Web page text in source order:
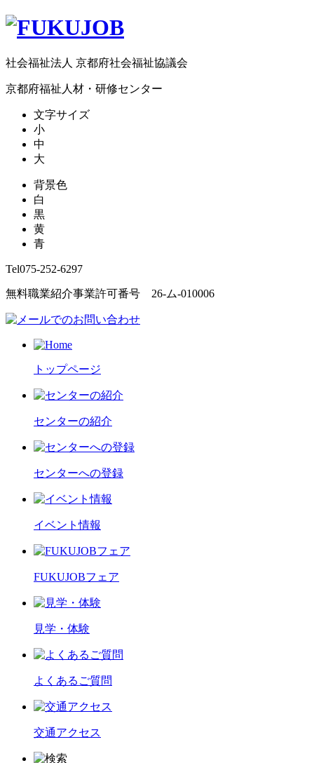
社会福祉法人 京都府社会福祉協議会
京都府福祉人材・研修センター
文字サイズ
小
中
大
背景色
白
黒
黄
青
Tel075-252-6297
無料職業紹介事業許可番号 26-ム-010006
トップページ
センターの紹介
センターへの登録
イベント情報
FUKUJOBフェア
見学・体験
よくあるご質問
交通アクセス